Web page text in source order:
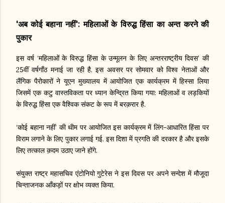
'अब कोई बहाना नहीं': महिलाओं के विरुद्ध हिंसा का अन्त करने की
पुकार
इस वर्ष ‘महिलाओं के विरुद्ध हिंसा के उन्मूलन के लिए अन्तरराष्ट्रीय दिवस’ की
25वीं वर्षगाँठ मनाई जा रही है. इस अवसर पर सोमवार को विश्व नेताओं और
लैंगिक पैरोकारों ने यूएन मुख्यालय में आयोजित एक कार्यक्रम में हिस्सा लिया
जिसमें एक कटु वास्तविकता पर ध्यान केन्द्रित किया गया: महिलाओं व लड़कियों
के विरुद्ध हिंसा एक वैश्विक संकट के रूप में बरक़रार है.
‘कोई बहाना नहीं’ की थीम पर आयोजित इस कार्यक्रम में लिंग-आधारित हिंसा पर
विराम लगाने के लिए पुकार लगाई गई. इस दिशा में प्रगति की दरकार है और इसके
लिए तत्काल क़दम उठाए जाने होंगे.
संयुक्त राष्ट्र महासचिव एंटोनियो गुटेरेस ने इस दिवस पर अपने सन्देश में मौजूदा
चिन्ताजनक आँकड़ों पर क्षोभ व्यक्त किया.